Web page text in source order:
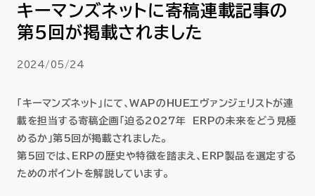
サービス
事例
セミナー
キーマンズネットに寄稿連載記事の
第5回が掲載されました
2024/05/24
「キーマンズネット」にて、WAPのHUEエヴァンジェリストが連
載を担当する寄稿企画「迫る2027年 ERPの未来をどう見極
めるか」第5回が掲載されました。
第5回では、ERPの歴史や特徴を踏まえ、ERP製品を選定する
ためのポイントを解説しています。